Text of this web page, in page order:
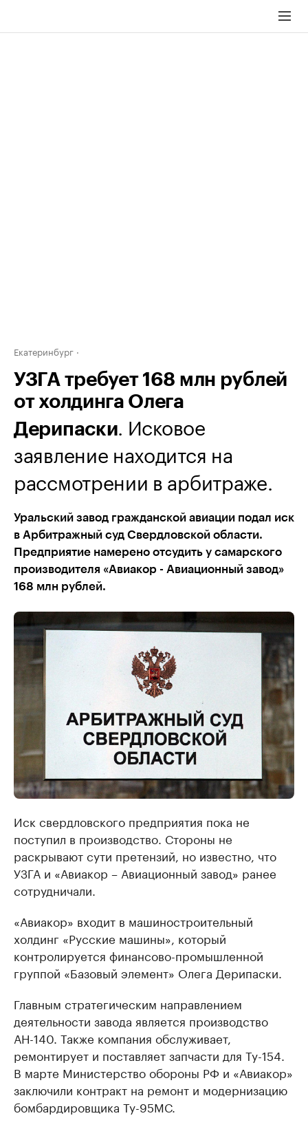
Екатеринбург
УЗГА требует 168 млн рублей
от холдинга Олега
Дерипаски. Исковое
заявление находится на
рассмотрении в арбитраже.
Уральский завод гражданской авиации подал иск
в Арбитражный суд Свердловской области.
Предприятие намерено отсудить у самарского
производителя «Авиакор - Авиационный завод»
168 млн рублей.
Иск свердловского предприятия пока не
поступил в производство. Стороны не
раскрывают сути претензий, но известно, что
УЗГА и «Авиакор – Авиационный завод» ранее
сотрудничали.
«Авиакор» входит в машиностроительный
холдинг «Русские машины», который
контролируется финансово-промышленной
группой «Базовый элемент» Олега Дерипаски.
Главным стратегическим направлением
деятельности завода является производство
АН-140. Также компания обслуживает,
ремонтирует и поставляет запчасти для Ту-154.
В марте Министерство обороны РФ и «Авиакор»
заключили контракт на ремонт и модернизацию
бомбардировщика Ту-95МС.